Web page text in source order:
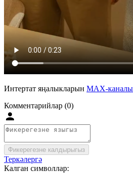
Интертат яңалыкларын MAX-
Комментарийлар (0)
Фикерегезне калдырыгыз
Теркәлергә
Калган символлар: